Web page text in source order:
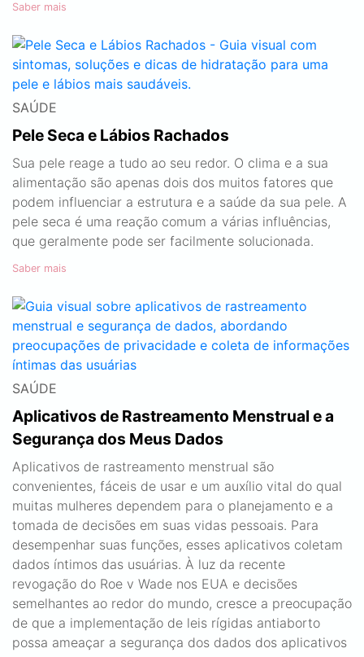
Saber mais
SAÚDE
Pele Seca e Lábios Rachados
Sua pele reage a tudo ao seu redor. O clima e a sua
alimentação são apenas dois dos muitos fatores que
podem influenciar a estrutura e a saúde da sua pele. A
pele seca é uma reação comum a várias influências,
que geralmente pode ser facilmente solucionada.
Saber mais
SAÚDE
Aplicativos de Rastreamento Menstrual e a
Segurança dos Meus Dados
Aplicativos de rastreamento menstrual são
convenientes, fáceis de usar e um auxílio vital do qual
muitas mulheres dependem para o planejamento e a
tomada de decisões em suas vidas pessoais. Para
desempenhar suas funções, esses aplicativos coletam
dados íntimos das usuárias. À luz da recente
revogação do Roe v Wade nos EUA e decisões
semelhantes ao redor do mundo, cresce a preocupação
de que a implementação de leis rígidas antiaborto
possa ameaçar a segurança dos dados dos aplicativos